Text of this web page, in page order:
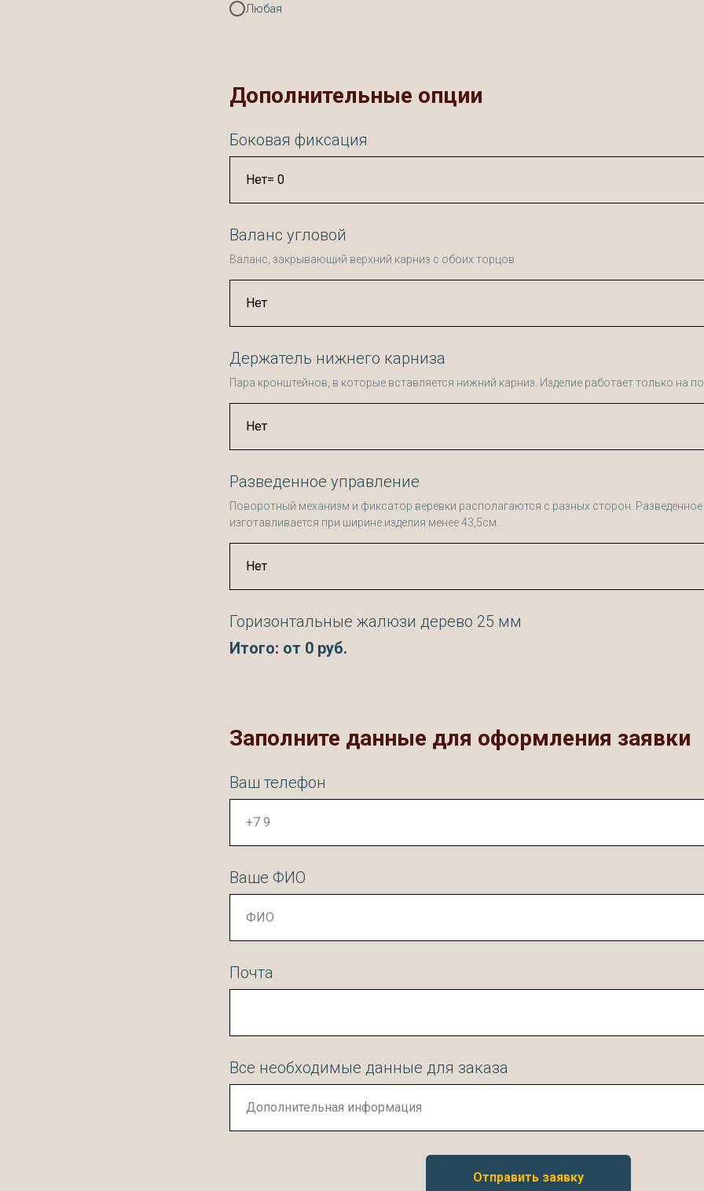
Любая
Дополнительные опции
Боковая фиксация
Валанс угловой
Валанс, закрывающий верхний карниз с обоих торцов
Держатель нижнего карниза
Пара кронштейнов, в которые вставляется нижний карниз. Изделие работает только на
Разведенное управление
Поворотный механизм и фиксатор веревки располагаются с разных сторон. Разведенное
изготавливается при ширине изделия менее 43,5см.
Горизонтальные жалюзи дерево 25 мм
Итого: от 0 руб.
Заполните данные для оформления заявки
Ваш телефон
Ваше ФИО
Почта
Все необходимые данные для заказа
Отправить заявку